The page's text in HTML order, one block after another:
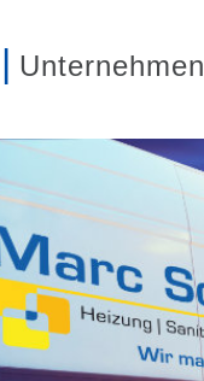
Unternehmen